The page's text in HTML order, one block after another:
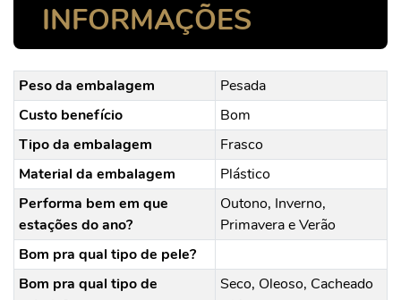
INFORMAÇÕES
Peso da embalagem
Pesada
Custo benefício
Bom
Tipo da embalagem
Frasco
Material da embalagem
Plástico
Performa bem em que
estações do ano?
Outono, Inverno,
Primavera e Verão
Bom pra qual tipo de pele?
Bom pra qual tipo de
Seco, Oleoso, Cacheado